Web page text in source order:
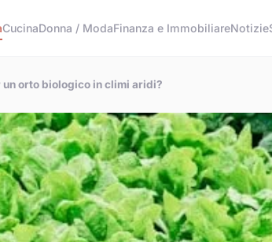
CucinaDonna / ModaFinanza e ImmobiliareNotizie
orto biologico in climi aridi?